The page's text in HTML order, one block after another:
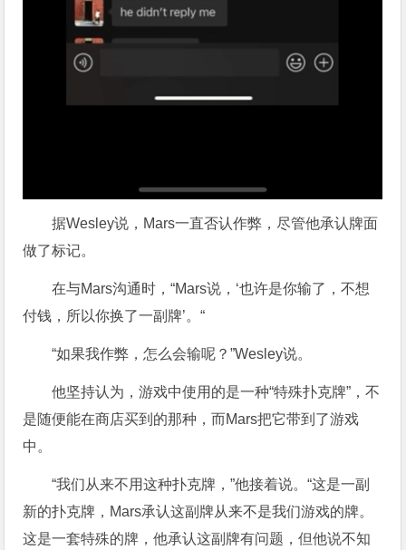
据Wesley说，Mars一直否认作弊，尽管他承认牌面
做了标记。
在与Mars沟通时，“Mars说，‘也许是你输了，不想
付钱，所以你换了一副牌’。“
“如果我作弊，怎么会输呢？”Wesley说。
他坚持认为，游戏中使用的是一种“特殊扑克牌”，不
是随便能在商店买到的那种，而Mars把它带到了游戏
中。
“我们从来不用这种扑克牌，”他接着说。“这是一副
新的扑克牌，Mars承认这副牌从来不是我们游戏的牌。
这是一套特殊的牌，他承认这副牌有问题，但他说不知